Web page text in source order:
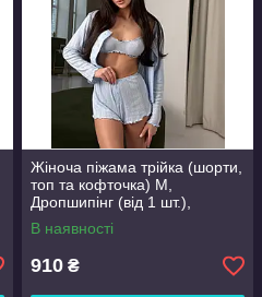
Жіноча піжама трійка (шорти,
топ та кофточка) M,
Дропшипінг (від 1 шт.),
Блакитний
В наявності
910 ₴